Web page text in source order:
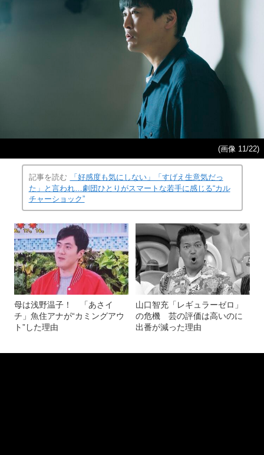
(画像 11/22)
記事を読む
「好感度も気にしない」「すげえ生意気だっ
た」と言われ…劇団ひとりがスマートな若手に感じる“カル
チャーショック”
母は浅野温子！ 「あさイ
チ」魚住アナが“カミングアウ
ト”した理由
山口智充「レギュラーゼロ」
の危機 芸の評価は高いのに
出番が減った理由